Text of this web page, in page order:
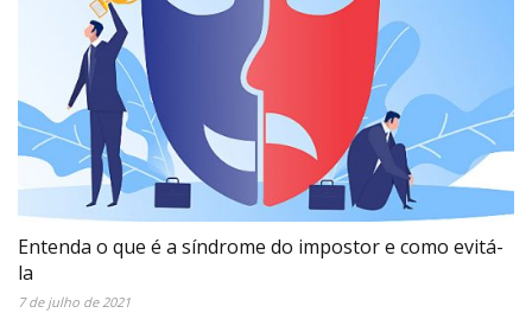
Entenda o que é a síndrome do impostor e como evitá-
la
7 de julho de 2021